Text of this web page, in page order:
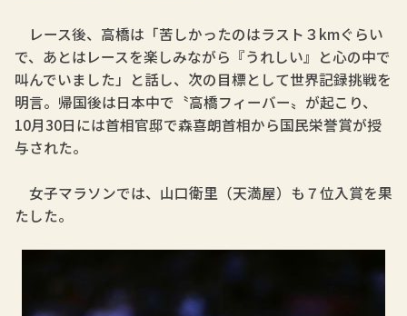
レース後、高橋は「苦しかったのはラスト３kmぐらい
で、あとはレースを楽しみながら『うれしい』と心の中で
叫んでいました」と話し、次の目標として世界記録挑戦を
明言。帰国後は日本中で〝高橋フィーバー〟が起こり、
10月30日には首相官邸で森喜朗首相から国民栄誉賞が授
与された。
女子マラソンでは、山口衛里（天満屋）も７位入賞を果
たした。